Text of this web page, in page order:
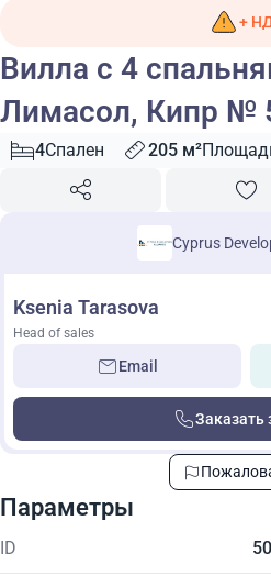
+
Вилла с 4
Лимасол, Кипр №
4Спален 205 м²
Cyprus
Ksenia Tarasova
Head of sales
Email
Заказать
Параметры
ID